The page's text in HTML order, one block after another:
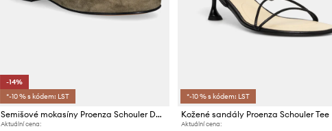
-14%
*-10 % s kódem: LST
Semišové mokasíny Proenza Schouler Deck
Aktuální cena:
*-10 % s kódem: LST
Kožené sandály Proenza Schouler Tee
Aktuální cena: